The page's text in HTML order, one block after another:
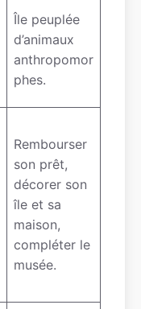
Île peuplée
d’animaux
anthropomor
phes.
Rembourser
son prêt,
décorer son
île et sa
maison,
compléter le
musée.